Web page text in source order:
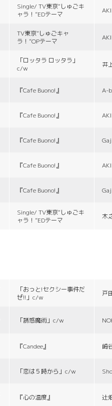
Single/ TV東京“しゅごキ
ャラ！”EDテーマ
TV東京“しゅごキャ
ラ！”OPテーマ
「ロッタラ ロッタラ」
c/w
井
『Cafe Buono!』 A-
『Cafe Buono!』
『Cafe Buono!』
『Cafe Buono!』
『Cafe Buono!』
Single/ TV東京“しゅごキ
ャラ！”EDテーマ
木
「おっと!セクシー事件だ
ぜ!!」c/w
戸
「誘惑魔術」c/w
『Candee』 崎
「恋は５時から」c/w
『心の温度』 辻